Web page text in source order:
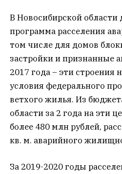
В Новосибирской области
программа расселения
том числе для домов
застройки и признанные
2017 года – эти строения
условия федерального
ветхого жилья. Из
области за 2 года на эти
более 480 млн рублей,
кв. м. аварийного
За 2019-2020 годы